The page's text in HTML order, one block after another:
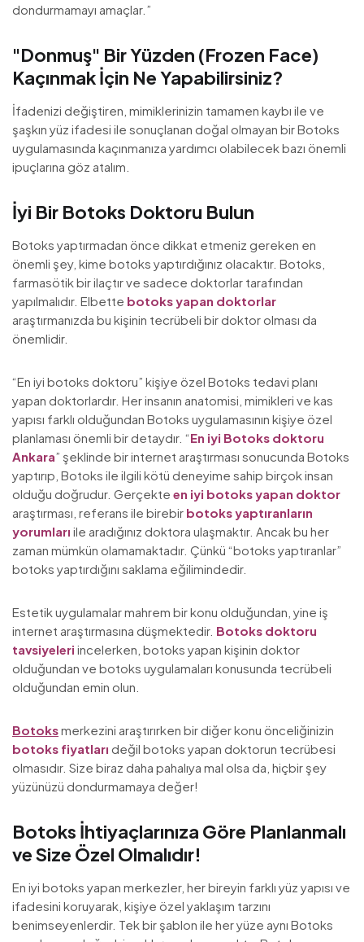
dondurmamayı amaçlar.”
"Donmuş" Bir Yüzden (Frozen Face)
Kaçınmak İçin Ne Yapabilirsiniz?
İfadenizi değiştiren, mimiklerinizin tamamen kaybı ile ve
şaşkın yüz ifadesi ile sonuçlanan doğal olmayan bir Botoks
uygulamasında kaçınmanıza yardımcı olabilecek bazı önemli
ipuçlarına göz atalım.
İyi Bir Botoks Doktoru Bulun
Botoks yaptırmadan önce dikkat etmeniz gereken en
önemli şey, kime botoks yaptırdığınız olacaktır. Botoks,
farmasötik bir ilaçtır ve sadece doktorlar tarafından
yapılmalıdır. Elbette botoks yapan doktorlar
araştırmanızda bu kişinin tecrübeli bir doktor olması da
önemlidir.
“En iyi botoks doktoru” kişiye özel Botoks tedavi planı
yapan doktorlardır. Her insanın anatomisi, mimikleri ve kas
yapısı farklı olduğundan Botoks uygulamasının kişiye özel
planlaması önemli bir detaydır. “En iyi Botoks doktoru
Ankara” şeklinde bir internet araştırması sonucunda Botoks
yaptırıp, Botoks ile ilgili kötü deneyime sahip birçok insan
olduğu doğrudur. Gerçekte en iyi botoks yapan doktor
araştırması, referans ile birebir botoks yaptıranların
yorumları ile aradığınız doktora ulaşmaktır. Ancak bu her
zaman mümkün olamamaktadır. Çünkü “botoks yaptıranlar”
botoks yaptırdığını saklama eğilimindedir.
Estetik uygulamalar mahrem bir konu olduğundan, yine iş
internet araştırmasına düşmektedir. Botoks doktoru
tavsiyeleri incelerken, botoks yapan kişinin doktor
olduğundan ve botoks uygulamaları konusunda tecrübeli
olduğundan emin olun.
Botoksmerkezini araştırırken bir diğer konu önceliğinizin
botoks fiyatları değil botoks yapan doktorun tecrübesi
olmasıdır. Size biraz daha pahalıya mal olsa da, hiçbir şey
yüzünüzü dondurmamaya değer!
Botoks İhtiyaçlarınıza Göre Planlanmalı
ve Size Özel Olmalıdır!
En iyi botoks yapan merkezler, her bireyin farklı yüz yapısı ve
ifadesini koruyarak, kişiye özel yaklaşım tarzını
benimseyenlerdir. Tek bir şablon ile her yüze aynı Botoks